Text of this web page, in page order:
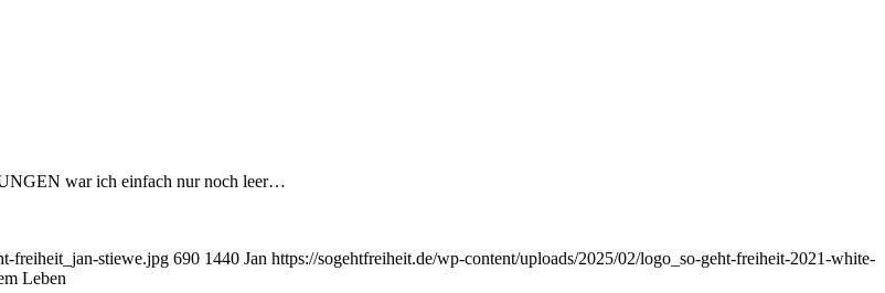
war ich einfach nur noch leer…
freiheit_jan-stiewe.jpg 690 1440 Jan https://sogehtfreiheit.de/wp-content/uploads/2025/02/logo_so-geht-freiheit-2021-white-
Leben